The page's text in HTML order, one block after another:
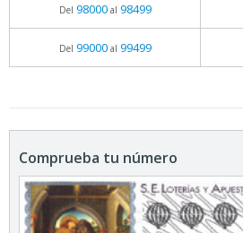
Del 98000al 98499
Del 99000al 99499
Comprueba tu número